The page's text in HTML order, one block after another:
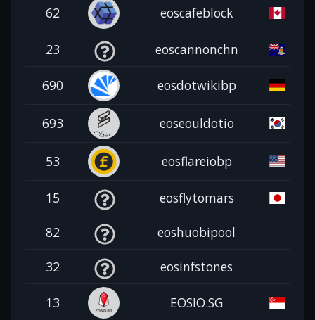
62 eoscafeblock
23 eoscannonchn
690 eosdotwikibp
693 eoseouldotio
53 eosflareiobp
15 eosflytomars
82 eoshuobipool
32 eosinfstones
13 EOSIO.SG